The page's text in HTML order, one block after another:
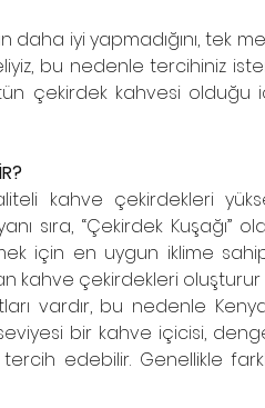
iyi yapmadığını, tek
bu nedenle tercihiniz ister
çekirdek kahvesi olduğu
kahve çekirdekleri
sıra, “Çekirdek Kuşağı”
için en uygun iklime
kahve çekirdekleri oluşturur
vardır, bu nedenle
bir kahve içicisi,
edebilir. Genellikle